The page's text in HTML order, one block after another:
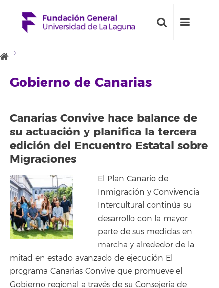
Gobierno de Canarias
Canarias Convive hace balance de
su actuación y planifica la tercera
edición del Encuentro Estatal sobre
Migraciones
El Plan Canario de
Inmigración y Convivencia
Intercultural continúa su
desarrollo con la mayor
parte de sus medidas en
marcha y alrededor de la
mitad en estado avanzado de ejecución El
programa Canarias Convive que promueve el
Gobierno regional a través de su Consejería de